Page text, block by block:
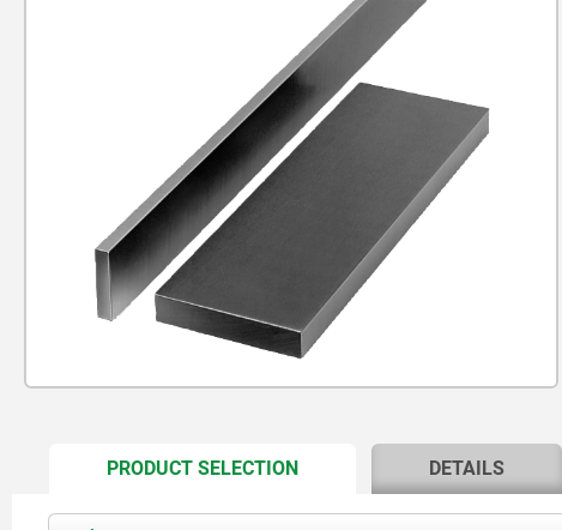
PRODUCT SELECTIONCURRENT
DETAILS